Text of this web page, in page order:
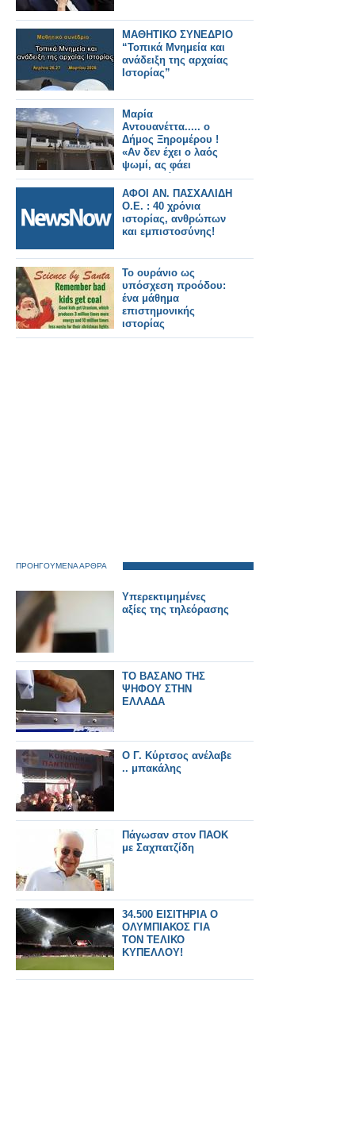
ΜΑΘΗΤΙΚΟ ΣΥΝΕΔΡΙΟ
“Τοπικά Μνημεία και
ανάδειξη της αρχαίας
Ιστορίας”
Μαρία
Αντουανέττα..... ο
Δήμος Ξηρομέρου !
«Αν δεν έχει ο λαός
ψωμί, ας φάει
παντεσπάνι»
ΑΦΟΙ ΑΝ. ΠΑΣΧΑΛΙΔΗ
Ο.Ε. : 40 χρόνια
ιστορίας, ανθρώπων
και εμπιστοσύνης!
Το ουράνιο ως
υπόσχεση προόδου:
ένα μάθημα
επιστημονικής
ιστορίας
ΠΡΟΗΓΟΥΜΕΝΑ ΑΡΘΡΑ
Υπερεκτιμημένες
αξίες της τηλεόρασης
ΤΟ ΒΑΣΑΝΟ ΤΗΣ
ΨΗΦΟΥ ΣΤΗΝ
ΕΛΛΑΔΑ
Ο Γ. Κύρτσος ανέλαβε
.. μπακάλης
Πάγωσαν στον ΠΑΟΚ
με Σαχπατζίδη
34.500 ΕΙΣΙΤΗΡΙΑ Ο
ΟΛΥΜΠΙΑΚΟΣ ΓΙΑ
ΤΟΝ ΤΕΛΙΚΟ
ΚΥΠΕΛΛΟΥ!